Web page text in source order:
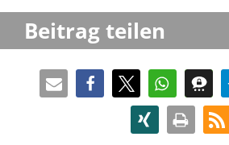
Beitrag teilen